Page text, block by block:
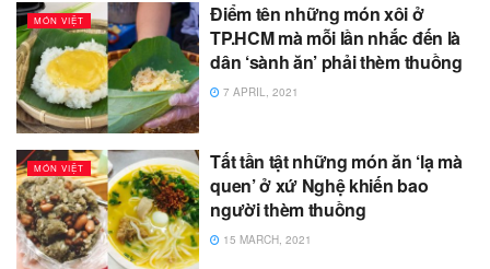
MÓN VIỆT
Điểm tên những món xôi ở
TP.HCM mà mỗi lần nhắc đến là
dân ‘sành ăn’ phải thèm thuồng
7 APRIL, 2021
MÓN VIỆT
Tất tần tật những món ăn ‘lạ mà
quen’ ở xứ Nghệ khiến bao
người thèm thuồng
15 MARCH, 2021